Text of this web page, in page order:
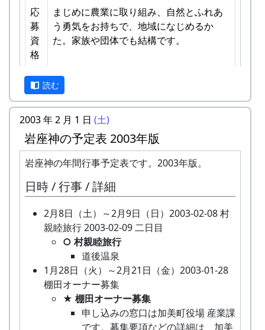
す。機械類については農家の物を共同使用し
ます。
米づくりをするために入園できる権利であ
作業の日程は、基本的に日曜日です。
日帰りの作業ですが、宿泊を希望される方は
紹介します（町宿泊施設の利用券により、安
く利用できます）。
自分の区画に名札とかかしを立てていただき
ます。
基本的には減農薬で栽培しますが、必要と認
めた場合には、農家の判断で農薬を使用しま
す。ご了承ください。
稲刈りは、適期刈り取りが必要となりますの
で、刈り取り日に参加できないオーナー田は
他のオーナーに刈り取っていただくことにな
ります。
米づくりを楽しむだけでなく、岩座神の美し
い景観をみんなで一緒になって守っていくこ
とに積極的にご協力いただきます。
採れたお米の量ではなく、米づくりとイベン
ト参加を楽しみ、農村との交流を深めていた
だくための事業です。お間違えのないようお
獲る。子供たちのためのアトラクシ
ョン。串に刺して塩焼きにして食す
る。
★ 案山子作り
◎ 万年草挿し芽
石垣を飾る万年草の苗を育てるため
に、ポットに挿し芽をする。
8月29日（日）2004-08-29 蕎麦種蒔き
○ 蕎麦種蒔き
蕎麦の種を蒔く。
9月5日（日）2004-09-05 宮普請
○ 宮普請
山林整備。
9月26日（日）2004-09-26 棚田オーナー稲刈
り ...
★ 棚田オーナー稲刈り
鎌（のこぎり鎌）を使って稲を刈り
取り、稲木に掛けて天日干しにす
る。
◎ 棚田コンサート ?
棚田コンサートについては、開催す
テーマ
『岩座神・棚田の里の風景』。
他の棚田地域や里の風景は対象外です。
兵庫県加美町岩座神地区の写真に限定し
ます。
応募資格
特に問いません。加美町、県内外に関わ
らず自由です。
応募作品の規格
カラーまたは白黒プリント、四つ切
（254×305mm）又はワイド四つ切
（254×365mm）（サイズ厳守）。
応募は何点でも自由です。ただし、組写
真は不可とします。
応募方法
１作品につき１枚の応募票（自作可）を
添付し、郵送してください。
応
募
資
格
まじめに農業に取り組み、自然とふれあ
う勇気をお持ちで、地域になじめるか
た。家族や団体でも結構です。
会
費
1区画5万円です。
募
集
区
画
6区画の追加募集です。
申
込
岩座神レポート管理人まで、メールでお
申込みください。アドレスは、
xxx@xxx.xxx です。
2003年3月31日までとします。ただし、
定員に満ち次第、締切らせていただきま
読む
2003 年 2 月 1 日 (土)
岩座神の予定表 2003年版
岩座神の年間行事予定表です。2003年版。
日時 / 行事 / 詳細
2月8日（土）～2月9日（日）2003-02-08 村
親睦旅行 2003-02-09 二日目
○ 村親睦旅行
道後温泉
1月28日（火）～2月21日（金）2003-01-28
棚田オーナー募集
★ 棚田オーナー募集
申し込みの窓口は加美町役場 産業課
です。募集要項などの詳細は、加美